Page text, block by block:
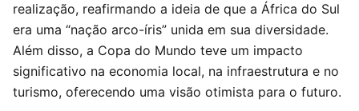
realização, reafirmando a ideia de que a África do Sul
era uma “nação arco-íris” unida em sua diversidade.
Além disso, a Copa do Mundo teve um impacto
significativo na economia local, na infraestrutura e no
turismo, oferecendo uma visão otimista para o futuro.